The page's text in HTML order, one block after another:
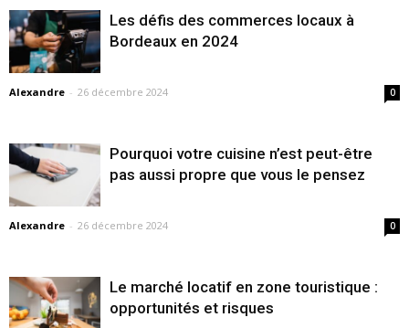
Les défis des commerces locaux à
Bordeaux en 2024
Alexandre - 26 décembre 2024 0
Pourquoi votre cuisine n’est peut-être
pas aussi propre que vous le pensez
Alexandre - 26 décembre 2024 0
Le marché locatif en zone touristique :
opportunités et risques